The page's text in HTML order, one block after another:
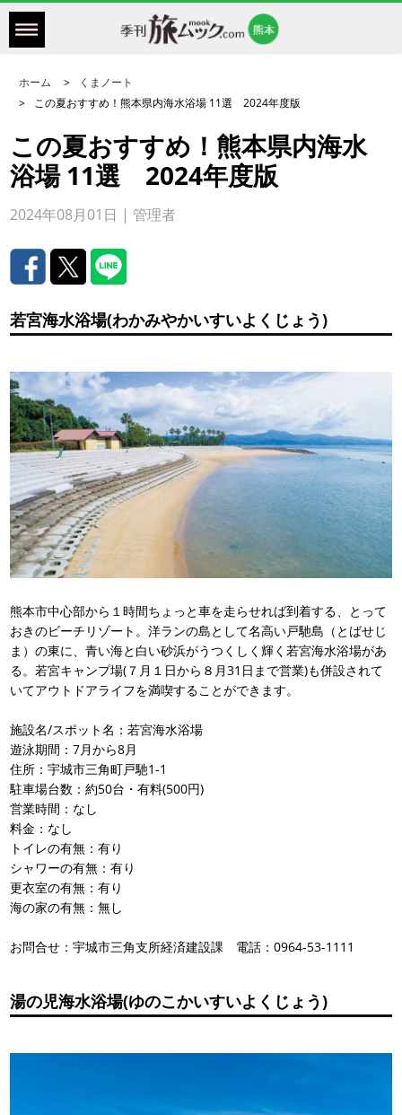
ホーム
くまノート
この夏おすすめ！熊本県内海水浴場 11選 2024年度版
この夏おすすめ！熊本県内海水
浴場 11選 2024年度版
2024年08月01日 | 管理者
若宮海水浴場(わかみやかいすいよくじょう)
熊本市中心部から１時間ちょっと車を走らせれば到着する、とって
おきのビーチリゾート。洋ランの島として名高い戸馳島（とばせじ
ま）の東に、青い海と白い砂浜がうつくしく輝く若宮海水浴場があ
る。若宮キャンプ場(７月１日から８月31日まで営業)も併設されて
いてアウトドアライフを満喫することができます。
施設名/スポット名：若宮海水浴場
遊泳期間：7月から8月
住所：宇城市三角町戸馳1-1
駐車場台数：約50台・有料(500円)
営業時間：なし
料金：なし
トイレの有無：有り
シャワーの有無：有り
更衣室の有無：有り
海の家の有無：無し
お問合せ：宇城市三角支所経済建設課 電話：0964-53-1111
湯の児海水浴場(ゆのこかいすいよくじょう)